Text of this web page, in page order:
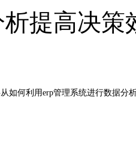
提高决策
如何利用erp管理系统进行数据分